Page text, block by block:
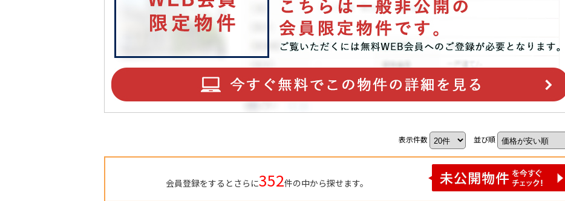
表示件数 並び順
会員登録をするとさらに352件の中から探せます。